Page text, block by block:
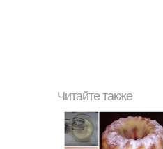
Читайте также